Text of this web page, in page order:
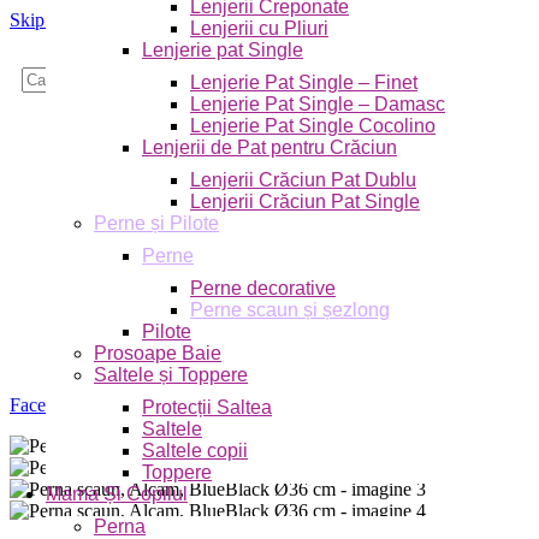
Skip to navigation Skip to main content
Caută
Lenjerii Creponate
Lenjerii cu Pliuri
Lenjerie pat Single
Lenjerie Pat Single – Finet
Lenjerie Pat Single – Damasc
Lenjerie Pat Single Cocolino
Lenjerii de Pat pentru Crăciun
Lenjerii Crăciun Pat Dublu
Lenjerii Crăciun Pat Single
Perne și Pilote
Perne
Perne decorative
Perne scaun și șezlong
Pilote
Prosoape Baie
Saltele și Toppere
Protecții Saltea
Saltele
Saltele copii
Toppere
Mama Și Copilul
Perna
Faceți click pentru a mări